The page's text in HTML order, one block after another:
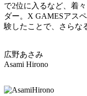
で2位に入るなど、着
ダー。X GAMESアス
験したことで、さらな
広野あさみ
Asami Hirono